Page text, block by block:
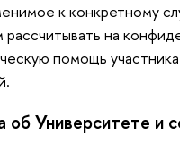
к конкретному
на
помощь
об Университете и